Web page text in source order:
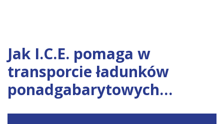
Jak I.C.E. pomaga w
transporcie ładunków
ponadgabarytowych…